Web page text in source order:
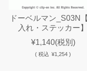
ドーベルマン_S03N
入れ・ステッカー】
¥1,140(税別)
(税込 ¥1,254 )